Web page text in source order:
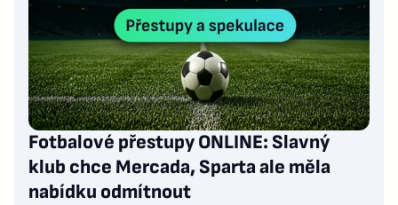
Fotbalové přestupy ONLINE: Slavný
klub chce Mercada, Sparta ale měla
nabídku odmítnout